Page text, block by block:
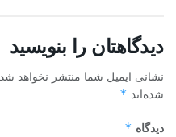
دیدگاهتان را بنویسید
نشانی ایمیل شما منتشر نخواهد شد.
شده‌اند *
دیدگاه *